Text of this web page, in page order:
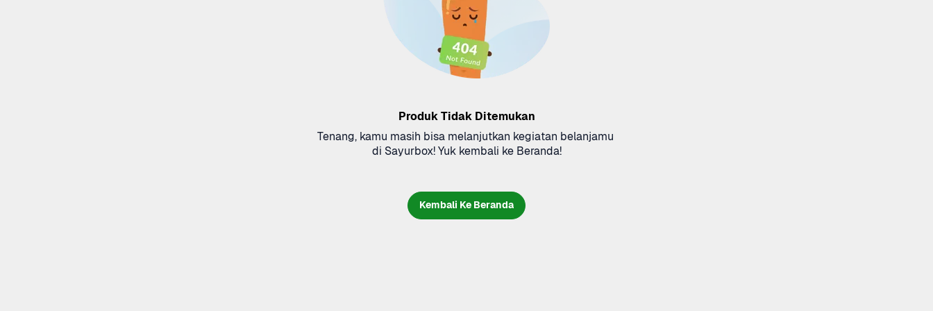
Produk Tidak Ditemukan
Tenang, kamu masih bisa melanjutkan kegiatan belanjamu
di Sayurbox! Yuk kembali ke Beranda!
Kembali Ke Beranda